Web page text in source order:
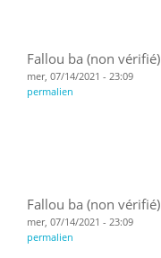
Fallou ba (non vérifié)
mer, 07/14/2021 - 23:09
permalien
Fallou ba (non vérifié)
mer, 07/14/2021 - 23:09
permalien